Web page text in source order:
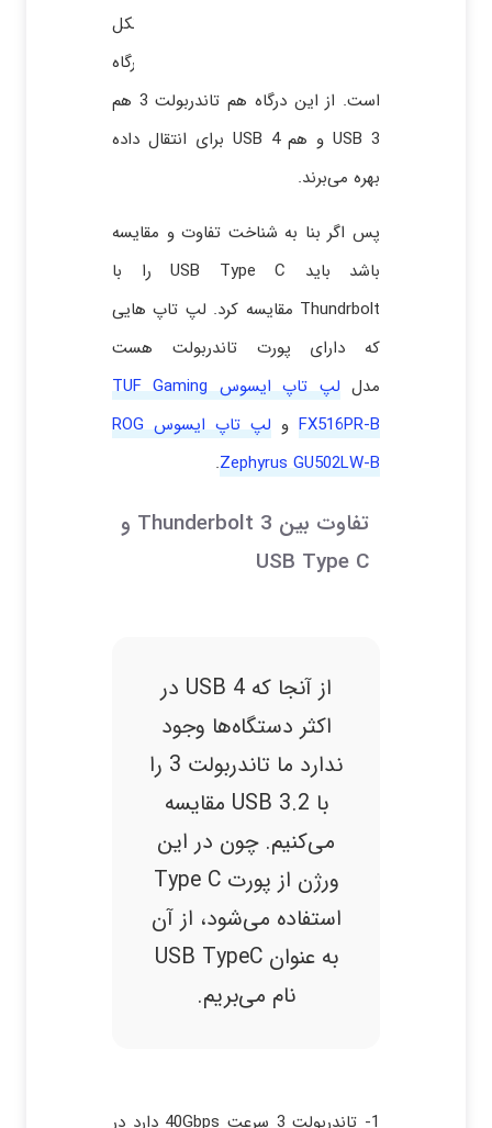
چون تاندربولت یک استاندارد و پروتکل
است و Type C فقط یک پورت و درگاه
است. از این درگاه هم تاندربولت 3 هم
USB 3 و هم USB 4 برای انتقال داده
بهره می‌برند.
پس اگر بنا به شناخت تفاوت و مقایسه
باشد باید USB Type C را با
Thundrbolt مقایسه کرد. لپ تاپ هایی
که دارای پورت تاندربولت هست
مدل
لپ تاپ ایسوس TUF Gaming
FX516PR-B و
لپ تاپ ایسوس ROG
Zephyrus GU502LW-B
.
تفاوت بین Thunderbolt 3 و
USB Type C
از آنجا که USB 4 در
اکثر دستگاه‌ها وجود
ندارد ما تاندربولت 3 را
با USB 3.2 مقایسه
می‌کنیم. چون در این
ورژن از پورت Type C
استفاده می‌شود، از آن
به عنوان USB TypeC
نام می‌بریم.
1- تاندربولت 3 سرعت 40Gbps دارد در